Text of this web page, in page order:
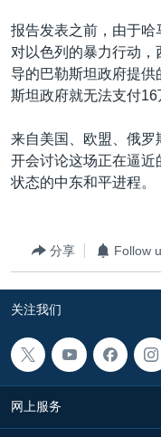
跳
转
到
检
欧洲
非洲
美洲
全球议题
科教·文娱·体健
军事
劳工
环境
白宫要闻
国会报道
美中关系
美国建国250周年
埃博拉疫情
关注新疆
VOA视频
VOA今日焦点
中文广播
关注我们
其他语言网站
报告发表之前，由于
对以色列的暴力行动
导的巴勒斯坦政府提
斯坦政府就无法支付16
来自美国、欧盟、俄
开会讨论这场正在逼
状态的中东和平进程。
分享 Follow
关注我们
网上服务